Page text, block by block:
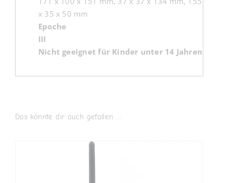
x 35 x 50 mm
Epoche
III
Nicht geeignet für Kinder unter 14 Jahren
Das könnte dir auch gefallen …